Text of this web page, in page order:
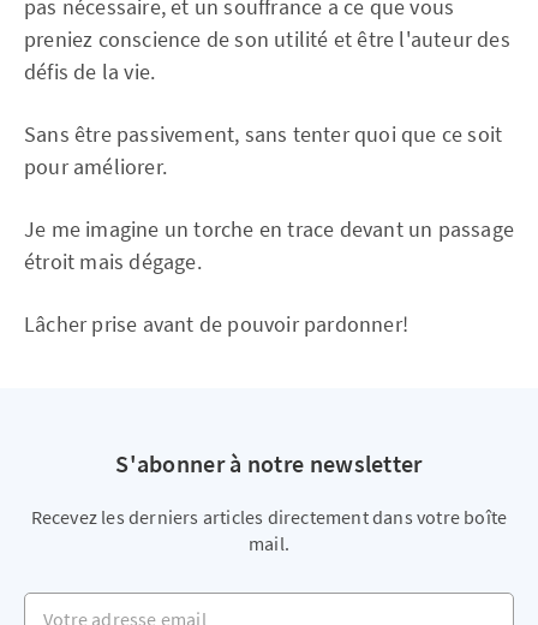
pas nécessaire, et un souffrance a ce que vous
preniez conscience de son utilité et être l'auteur des
défis de la vie.
Sans être passivement, sans tenter quoi que ce soit
pour améliorer.
Je me imagine un torche en trace devant un passage
étroit mais dégage.
Lâcher prise avant de pouvoir pardonner!
S'abonner à notre newsletter
Recevez les derniers articles directement dans votre boîte
mail.
Votre adresse email